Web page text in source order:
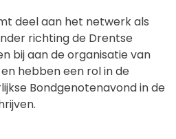
deel aan het netwerk als
richting de Drentse
bij aan de organisatie van
hebben een rol in de
Bondgenotenavond in de